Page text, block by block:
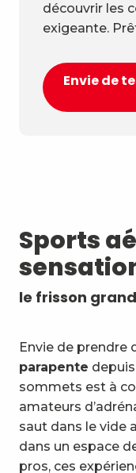
découvrir les
exigeante.
Envie de
Sports
le frisson
Envie de prendre
parapente
sommets est à
amateurs
saut dans le vide
dans un espace
pros, ces